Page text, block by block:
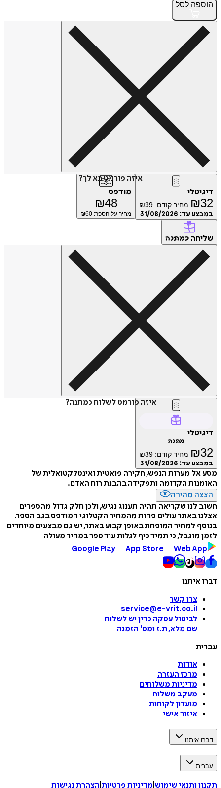
הוספה לסל
איזה פורמט בא לך?
דיגיטלי
₪32 מחיר קודם: ₪39
במבצע עד: 31/08/2026
מודפס
₪48
מחיר על הספר: ₪ 60
שליחה כמתנה
איזה פורמט לשלוח כמתנה?
דיגיטלי
מתנה
₪32 מחיר קודם: ₪39
במבצע עד: 31/08/2026
מסע אל מערות הנפש, חקירה פואטית ואינטלקטואלית של
האומנות הקדומה ותפקידה בהבנת רוח האדם.
הצצה מהירה
חשוב לנו שקריאה תהיה תענוג נגיש, ולכן חלק גדול מהספרים
אצלנו באתר עולים פחות מהמחיר הקטלוגי המודפס בגב הספר.
בנוסף למחיר המופחת באופן קבוע באתר, יש גם מבצעים מיוחדים
לזמן מוגבל, כי תמיד כיף לגלות עוד ספר במחיר מעולה
Google Play
App Store Web App
דברו איתנו
צרו קשר
service@e-vrit.co.il
לביטול עסקה כדין יש לשלוח
שם מלא, ת.ז ומס' הזמנה
עברית
אודות
מרכז העזרה
מדיניות משלוחים
מעקב משלוח
מועדון לקוחות
איזור אישי
דברו איתנו
עברית
תקנון ותנאי שימוש מדיניות פרטיות הצהרת נגישות